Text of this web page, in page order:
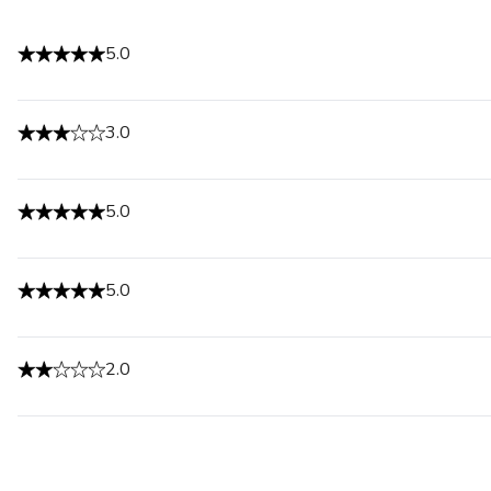
5.0
3.0
5.0
5.0
2.0